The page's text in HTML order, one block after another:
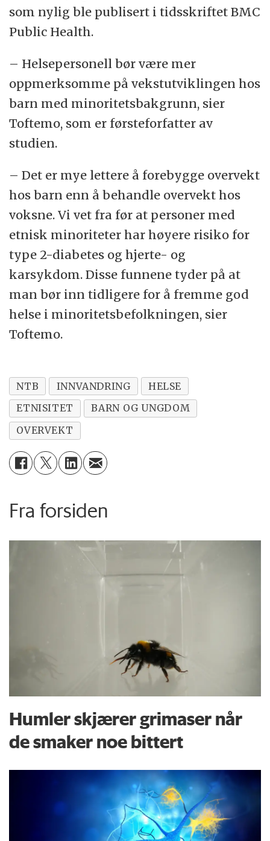
som nylig ble publisert i tidsskriftet BMC
Public Health.
– Helsepersonell bør være mer
oppmerksomme på vekstutviklingen hos
barn med minoritetsbakgrunn, sier
Toftemo, som er førsteforfatter av
studien.
– Det er mye lettere å forebygge overvekt
hos barn enn å behandle overvekt hos
voksne. Vi vet fra før at personer med
etnisk minoriteter har høyere risiko for
type 2-diabetes og hjerte- og
karsykdom. Disse funnene tyder på at
man bør inn tidligere for å fremme god
helse i minoritetsbefolkningen, sier
Toftemo.
NTB INNVANDRING
HELSE
ETNISITET
BARN OG UNGDOM
OVERVEKT
Fra forsiden
Humler skjærer grimaser når
de smaker noe bittert